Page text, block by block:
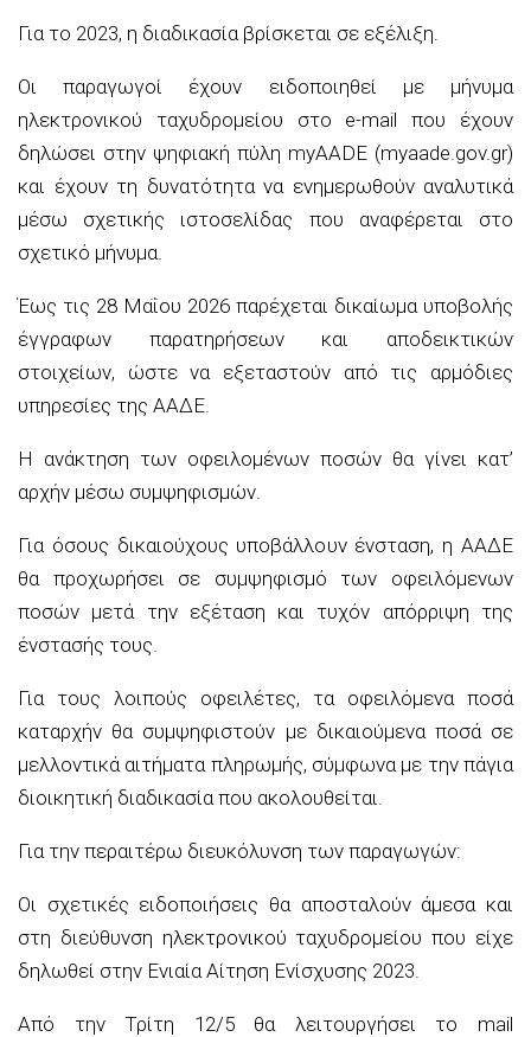
Για το 2023, η διαδικασία βρίσκεται σε εξέλιξη.
Οι παραγωγοί έχουν ειδοποιηθεί με μήνυμα
ηλεκτρονικού ταχυδρομείου στο e-mail που έχουν
δηλώσει στην ψηφιακή πύλη myAADE (myaade.gov.gr)
και έχουν τη δυνατότητα να ενημερωθούν αναλυτικά
μέσω σχετικής ιστοσελίδας που αναφέρεται στο
σχετικό μήνυμα.
Έως τις 28 Μαΐου 2026 παρέχεται δικαίωμα υποβολής
έγγραφων παρατηρήσεων και αποδεικτικών
στοιχείων, ώστε να εξεταστούν από τις αρμόδιες
υπηρεσίες της ΑΑΔΕ.
Η ανάκτηση των οφειλομένων ποσών θα γίνει κατ’
αρχήν μέσω συμψηφισμών.
Για όσους δικαιούχους υποβάλλουν ένσταση, η ΑΑΔΕ
θα προχωρήσει σε συμψηφισμό των οφειλόμενων
ποσών μετά την εξέταση και τυχόν απόρριψη της
ένστασής τους.
Για τους λοιπούς οφειλέτες, τα οφειλόμενα ποσά
καταρχήν θα συμψηφιστούν με δικαιούμενα ποσά σε
μελλοντικά αιτήματα πληρωμής, σύμφωνα με την πάγια
διοικητική διαδικασία που ακολουθείται.
Για την περαιτέρω διευκόλυνση των παραγωγών:
Οι σχετικές ειδοποιήσεις θα αποσταλούν άμεσα και
στη διεύθυνση ηλεκτρονικού ταχυδρομείου που είχε
δηλωθεί στην Ενιαία Αίτηση Ενίσχυσης 2023.
Από την Τρίτη 12/5 θα λειτουργήσει το mail